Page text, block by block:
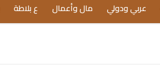
عربي ودولي مال وأعمال ع بلاطة